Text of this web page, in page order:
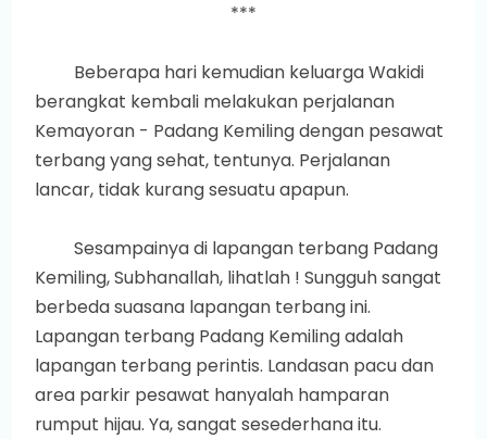
***
Beberapa hari kemudian keluarga Wakidi
berangkat kembali melakukan perjalanan
Kemayoran - Padang Kemiling dengan pesawat
terbang yang sehat, tentunya. Perjalanan
lancar, tidak kurang sesuatu apapun.
Sesampainya di lapangan terbang Padang
Kemiling, Subhanallah, lihatlah ! Sungguh sangat
berbeda suasana lapangan terbang ini.
Lapangan terbang Padang Kemiling adalah
lapangan terbang perintis. Landasan pacu dan
area parkir pesawat hanyalah hamparan
rumput hijau. Ya, sangat sesederhana itu.